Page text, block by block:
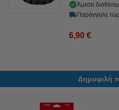
Άμεσα
Παράγγειλε
6,90 €
Δημοφιλή